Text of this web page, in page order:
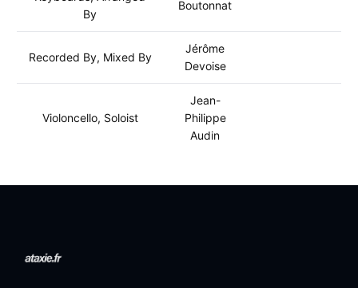
By
Boutonnat
Recorded By, Mixed By
Jérôme
Devoise
Violoncello, Soloist
Jean-
Philippe
Audin